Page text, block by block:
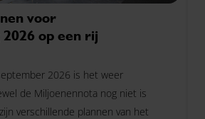
voor
2026 op een rij
2026 is het weer
de Miljoenennota nog niet is
verschillende plannen van het